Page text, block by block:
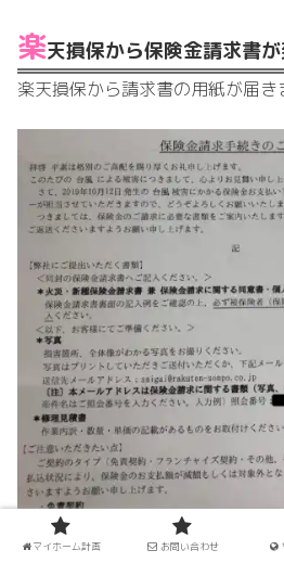
楽天損保から保険金請求書
楽天損保から請求書の用紙が届き
マイホーム計画 お問い合わせ